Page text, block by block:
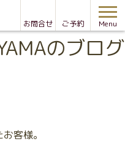
お問合せ ご予約 Menu
のブログ
客様。